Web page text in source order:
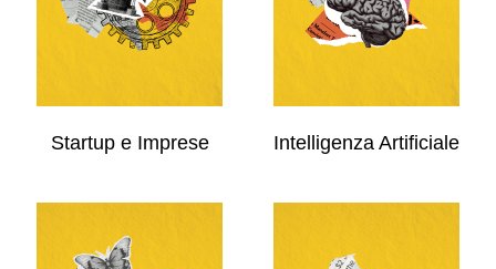
Startup e Imprese Intelligenza Artificiale